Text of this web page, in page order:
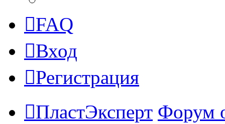
FAQ
Вход
Регистрация
ПластЭксперт Форум